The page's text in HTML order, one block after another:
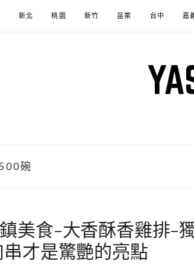
新北 桃園 新竹 苗栗 台中 嘉
碗
美食-大香酥香雞排-
才是驚艷的亮點